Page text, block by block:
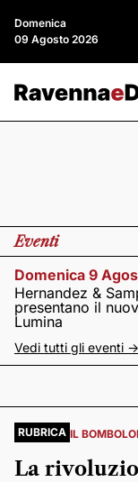
Domenica
09 Agosto 2026
Eventi
Domenica 9
Hernandez &
presentano il
Lumina
Vedi tutti gli eventi ->
RUBRICA IL
La